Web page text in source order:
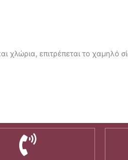
χλώρια, επιτρέπεται το χαμηλό